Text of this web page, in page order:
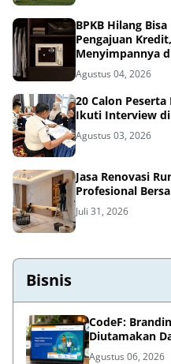
BPKB Hilang
Pengajuan
Menyimpannya
Agustus 04, 2026
20 Calon Peserta
Ikuti Interview di
Agustus 03, 2026
Jasa Renovasi
Profesional
Juli 31, 2026
Bisnis
CodeF:
Diutamakan
Agustus 06, 2026